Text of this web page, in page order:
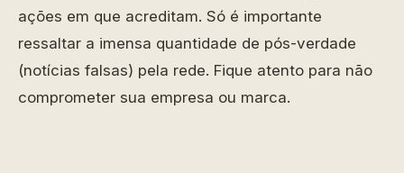
ações em que acreditam. Só é importante
ressaltar a imensa quantidade de pós-verdade
(notícias falsas) pela rede. Fique atento para não
comprometer sua empresa ou marca.